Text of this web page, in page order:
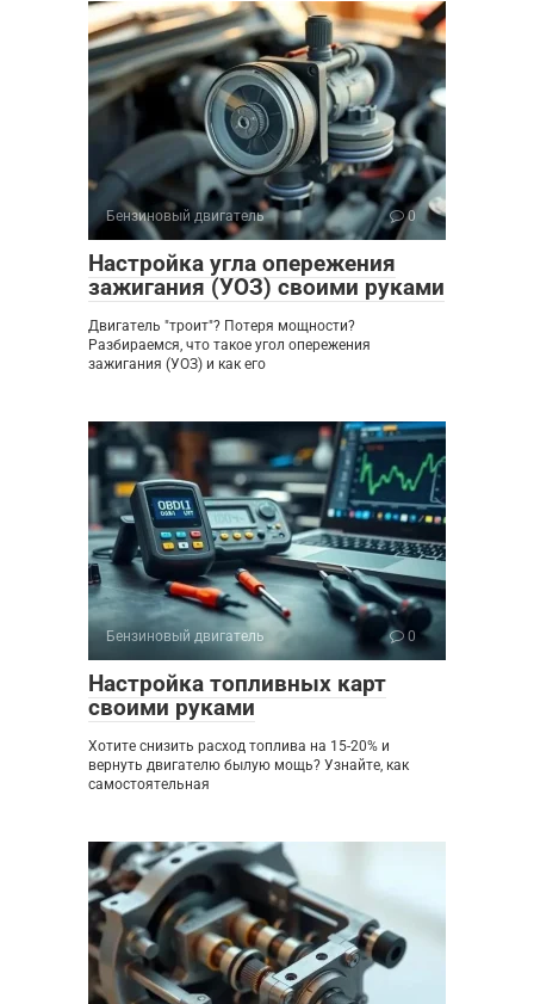
Бензиновый двигатель 0
Настройка угла опережения
зажигания (УОЗ) своими руками
Двигатель "троит"? Потеря мощности?
Разбираемся, что такое угол опережения
зажигания (УОЗ) и как его
Бензиновый двигатель 0
Настройка топливных карт
своими руками
Хотите снизить расход топлива на 15-20% и
вернуть двигателю былую мощь? Узнайте, как
самостоятельная